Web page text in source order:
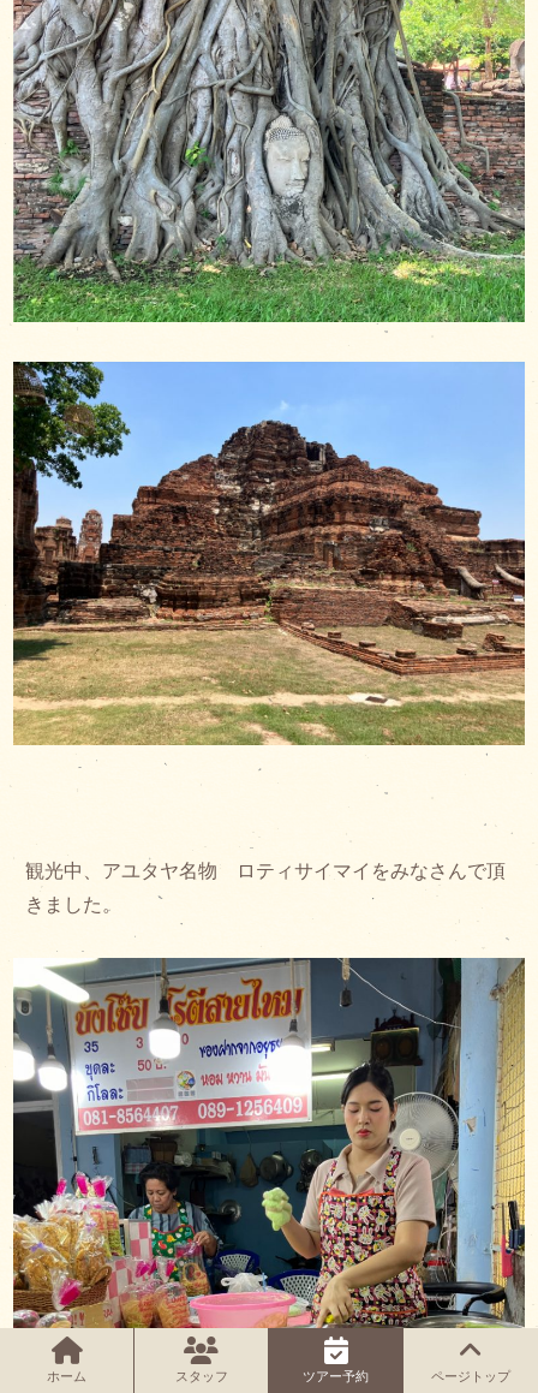
観光中、アユタヤ名物 ロティサイマイをみなさんで頂
きました。
ホーム スタッフ ツアー予約 ページトップ